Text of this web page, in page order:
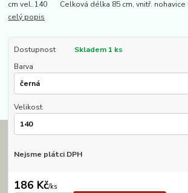
cm vel. 140 Celková délka 85 cm, vnitř. nohavice
celý popis
Dostupnost
Skladem 1 ks
Barva
Velikost
Nejsme plátci DPH
186 Kč/ks